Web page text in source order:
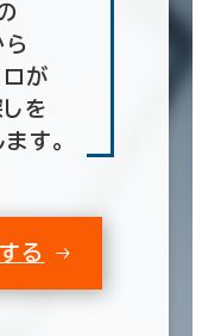
が
を
す。
る